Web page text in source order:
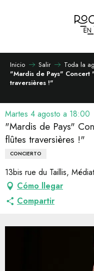
Inicio Salir
Toda la
"Mardis de Pays"
traversières !"
Martes 4 agosto a 18:00
"Mardis de Pays"
flûtes traversières !"
CONCIERTO
13bis rue du Taillis,
Cómo llegar
Compartir